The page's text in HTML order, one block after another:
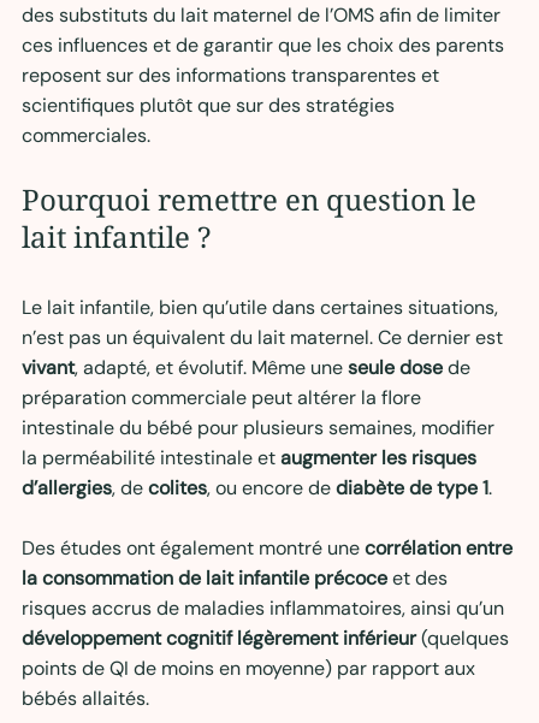
des substituts du lait maternel de l’OMS afin de limiter
ces influences et de garantir que les choix des parents
reposent sur des informations transparentes et
scientifiques plutôt que sur des stratégies
commerciales.
Pourquoi remettre en question le
lait infantile ?
Le lait infantile, bien qu’utile dans certaines situations,
n’est pas un équivalent du lait maternel. Ce dernier est
vivant, adapté, et évolutif. Même une seule dose de
préparation commerciale peut altérer la flore
intestinale du bébé pour plusieurs semaines, modifier
la perméabilité intestinale et augmenter les risques
d’allergies, de colites, ou encore de diabète de type 1.
Des études ont également montré une corrélation entre
la consommation de lait infantile précoce et des
risques accrus de maladies inflammatoires, ainsi qu’un
développement cognitif légèrement inférieur (quelques
points de QI de moins en moyenne) par rapport aux
bébés allaités.